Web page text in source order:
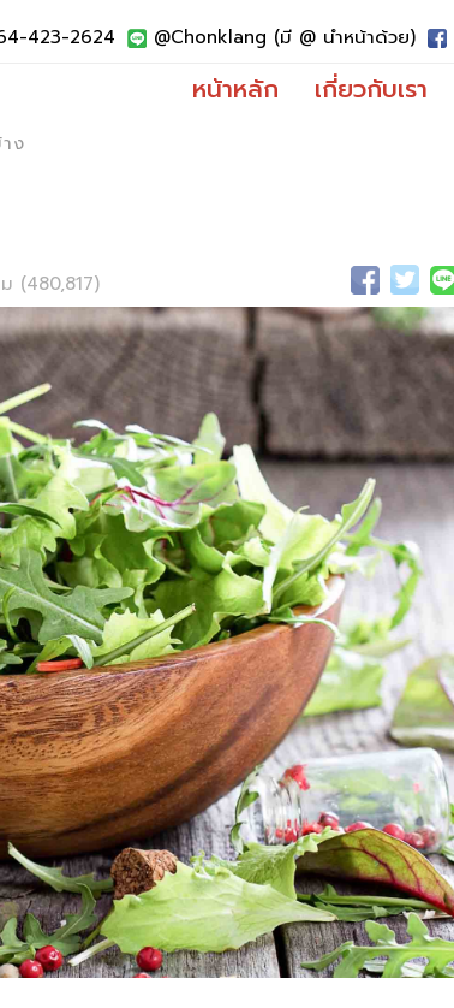
423-2624 @Chonklang (มี @ นำหน้าด้วย)
หน้าหลัก เกี่ยวกับเรา
ง
(480,817)